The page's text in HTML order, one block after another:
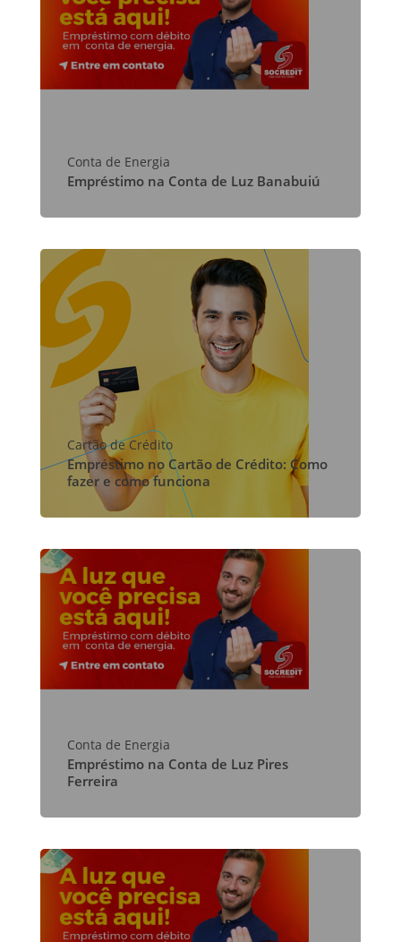
Conta de Energia
Empréstimo na Conta de Luz Banabuiú
Cartão de Crédito
Empréstimo no Cartão de Crédito: Como
fazer e como funciona
Conta de Energia
Empréstimo na Conta de Luz Pires
Ferreira